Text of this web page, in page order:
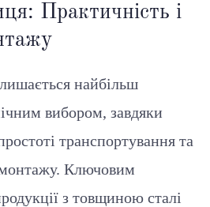
Практичність і
найбільш
вибором, завдяки
транспортування та
Ключовим
з товщиною сталі